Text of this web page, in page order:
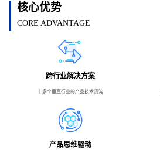
核心优势
CORE ADVANTAGE
跨行业解决方案
十多个垂直行业的产品技术沉淀
产品思维驱动